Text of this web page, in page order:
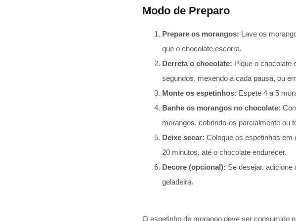
Modo de Preparo
Prepare os morangos: Lave os
que o chocolate escorra.
Derreta o chocolate: Pique o chocolate
segundos, mexendo a cada pausa, ou
Monte os espetinhos: Espete 4 a 5
Banhe os morangos no chocolate:
morangos, cobrindo-os parcialmente ou
Deixe secar: Coloque os espetinhos em
20 minutos, até o chocolate endurecer.
Decore (opcional): Se desejar,
geladeira.
O espetinho de morango deve ser consumido